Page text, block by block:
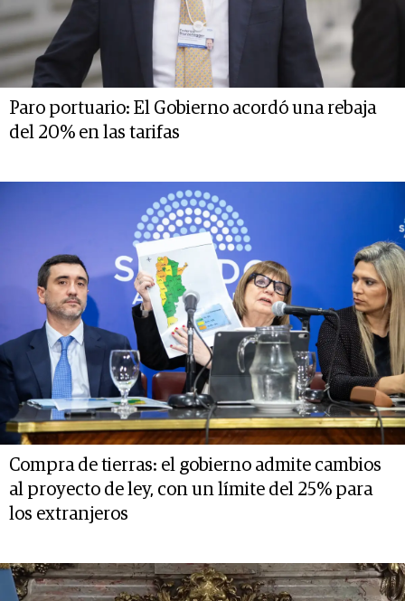
Paro portuario: El Gobierno acordó una rebaja
del 20% en las tarifas
Compra de tierras: el gobierno admite cambios
al proyecto de ley, con un límite del 25% para
los extranjeros